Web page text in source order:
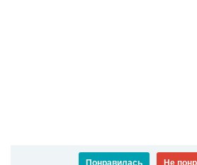
Понравилась Не